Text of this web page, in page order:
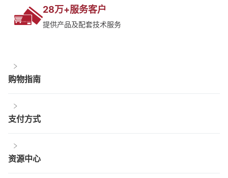
28万+服务客户
提供产品及配套技术服务
购物指南
支付方式
资源中心